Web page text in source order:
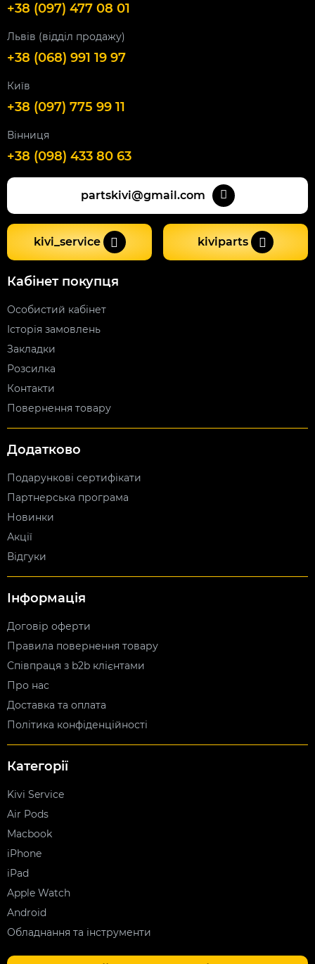
+38 (097) 477 08 01
Львів (відділ продажу)
+38 (068) 991 19 97
Київ
+38 (097) 775 99 11
Вінниця
+38 (098) 433 80 63
partskivi@gmail.com
kivi_service kiviparts
Кабінет покупця
Особистий кабінет
Історія замовлень
Закладки
Розсилка
Контакти
Повернення товару
Додатково
Подарункові сертифікати
Партнерська програма
Новинки
Акції
Відгуки
Інформація
Договір оферти
Правила повернення товару
Співпраця з b2b клієнтами
Про нас
Доставка та оплата
Політика конфіденційності
Категорії
Kivi Service
Air Pods
Macbook
iPhone
iPad
Apple Watch
Android
Обладнання та інструменти